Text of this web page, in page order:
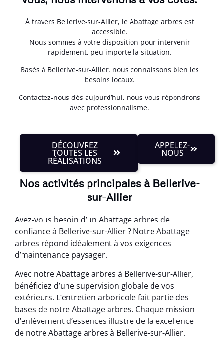
À travers Bellerive-sur-Allier, le Abattage arbres est
accessible.
Nous sommes à votre disposition pour intervenir
rapidement, peu importe la situation.
Basés à Bellerive-sur-Allier, nous connaissons bien les
besoins locaux.
Contactez-nous dès aujourd’hui, nous vous répondrons
avec professionnalisme.
DÉCOUVREZ
TOUTES LES
RÉALISATIONS
APPELEZ-
NOUS
Nos activités principales à Bellerive-
sur-Allier
Avez-vous besoin d’un Abattage arbres de
confiance à Bellerive-sur-Allier ? Notre Abattage
arbres répond idéalement à vos exigences
d’maintenance paysager.
Avec notre Abattage arbres à Bellerive-sur-Allier,
bénéficiez d’une supervision globale de vos
extérieurs. L’entretien arboricole fait partie des
bases de notre Abattage arbres. Chaque mission
d’enlèvement d’essences illustre de la excellence
de notre Abattage arbres à Bellerive-sur-Allier.